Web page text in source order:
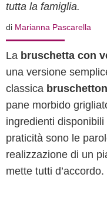
tutta la famiglia.
di Marianna Pascarella
La bruschetta con
una versione
classica
pane morbido
ingredienti
praticità sono le
realizzazione di un
mette tutti d’accordo.